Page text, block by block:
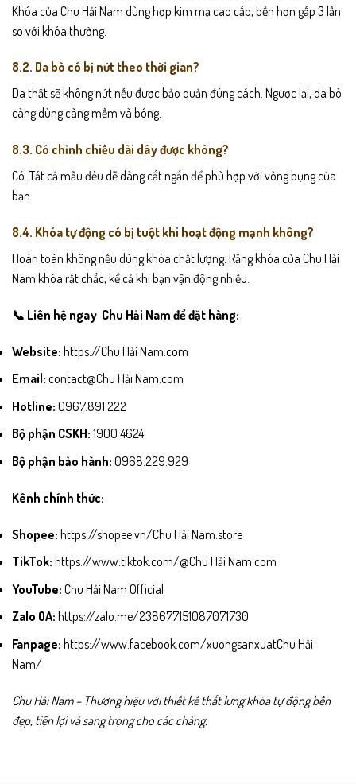
Khóa của Chu Hải Nam dùng hợp kim mạ cao cấp, bền hơn gấp 3 lần
so với khóa thường.
8.2. Da bò có bị nứt theo thời gian?
Da thật sẽ không nứt nếu được bảo quản đúng cách. Ngược lại, da bò
càng dùng càng mềm và bóng.
8.3. Có chỉnh chiều dài dây được không?
Có. Tất cả mẫu đều dễ dàng cắt ngắn để phù hợp với vòng bụng của
bạn.
8.4. Khóa tự động có bị tuột khi hoạt động mạnh không?
Hoàn toàn không nếu dùng khóa chất lượng. Răng khóa của Chu Hải
Nam khóa rất chắc, kể cả khi bạn vận động nhiều.
📞 Liên hệ ngay Chu Hải Nam để đặt hàng:
Website: https://Chu Hải Nam.com
Email: contact@Chu Hải Nam.com
Hotline: 0967.891.222
Bộ phận CSKH: 1900 4624
Bộ phận bảo hành: 0968.229.929
Kênh chính thức:
Shopee: https://shopee.vn/Chu Hải Nam.store
TikTok: https://www.tiktok.com/@Chu Hải Nam.com
YouTube: Chu Hải Nam Official
Zalo OA: https://zalo.me/238677151087071730
Fanpage: https://www.facebook.com/xuongsanxuatChu Hải
Nam/
Chu Hải Nam – Thương hiệu với thiết kế thắt lưng khóa tự động bền
đẹp, tiện lợi và sang trọng cho các chàng.